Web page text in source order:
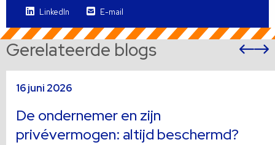
LinkedIn E-mail
Gerelateerde blogs
16 juni 2026
De ondernemer en zijn
privévermogen: altijd beschermd?
meer